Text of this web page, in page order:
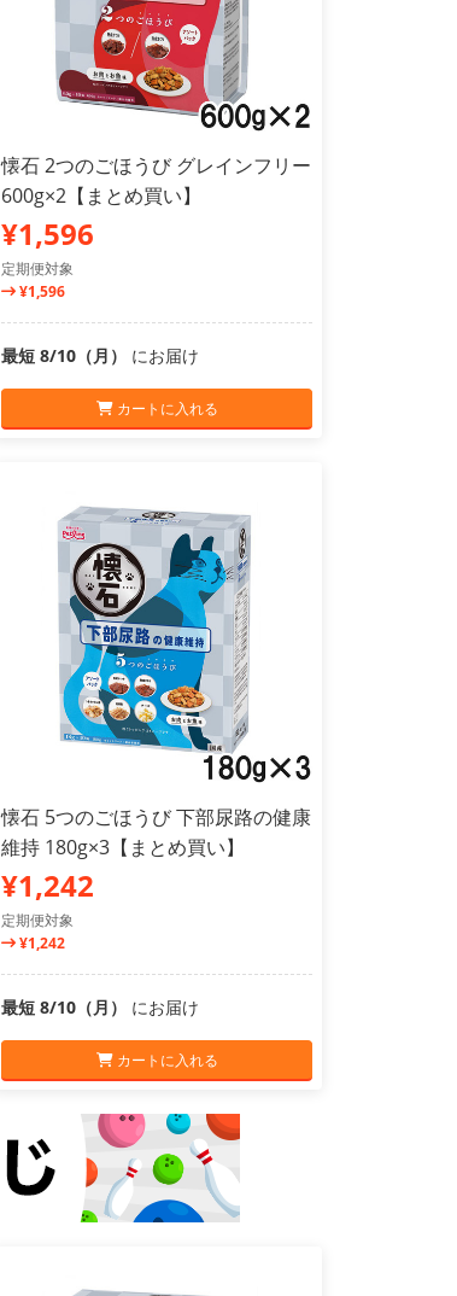
懐石 2つのごほうび グレインフリー
600g×2【まとめ買い】
¥1,596
定期便対象
¥1,596
最短 8/10（月） にお届け
カートに入れる
懐石 5つのごほうび 下部尿路の健康
維持 180g×3【まとめ買い】
¥1,242
定期便対象
¥1,242
最短 8/10（月） にお届け
カートに入れる